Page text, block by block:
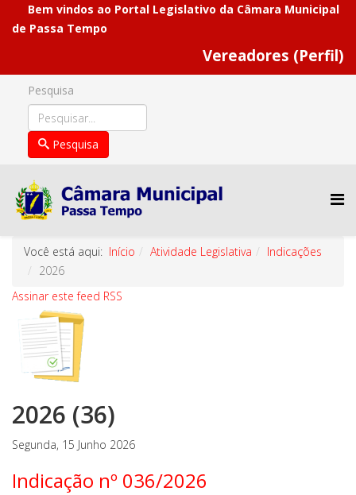
Bem vindos ao Portal Legislativo da Câmara Municipal
de Passa Tempo
Vereadores (Perfil)
Pesquisa
Pesquisa
Você está aqui: Início Atividade Legislativa
Indicações
2026
Assinar este feed RSS
2026 (36)
Segunda, 15 Junho 2026
Indicação nº 036/2026